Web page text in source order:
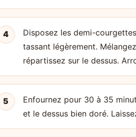
4
Disposez les demi-
tassant légèrement.
répartissez sur le dessus.
5
Enfournez pour 30 à 35
et le dessus bien doré.